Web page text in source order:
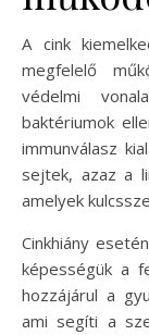
A cink
megfelelő
védelmi
baktériumok
immunválasz
sejtek, azaz a
amelyek
Cinkhiány
képességük a
hozzájárul a
ami segíti a